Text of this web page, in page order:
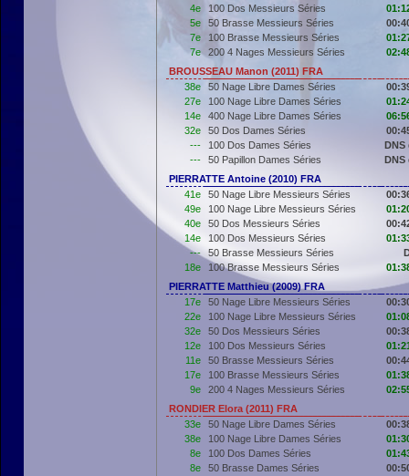
4e
100 Dos Messieurs Séries
5e
50 Brasse Messieurs Séries
7e
100 Brasse Messieurs Séries
7e
200 4 Nages Messieurs Séries
BROUSSEAU Manon (2011) FRA
38e
50 Nage Libre Dames Séries
27e
100 Nage Libre Dames Séries
14e
400 Nage Libre Dames Séries
32e
50 Dos Dames Séries
---
100 Dos Dames Séries
DNS
---
50 Papillon Dames Séries
DNS
PIERRATTE Antoine (2010) FRA
41e
50 Nage Libre Messieurs Séries
49e
100 Nage Libre Messieurs Séries
40e
50 Dos Messieurs Séries
14e
100 Dos Messieurs Séries
---
50 Brasse Messieurs Séries
18e
100 Brasse Messieurs Séries
PIERRATTE Matthieu (2009) FRA
17e
50 Nage Libre Messieurs Séries
22e
100 Nage Libre Messieurs Séries
32e
50 Dos Messieurs Séries
12e
100 Dos Messieurs Séries
11e
50 Brasse Messieurs Séries
17e
100 Brasse Messieurs Séries
9e
200 4 Nages Messieurs Séries
RONDIER Elora (2011) FRA
33e
50 Nage Libre Dames Séries
38e
100 Nage Libre Dames Séries
8e
100 Dos Dames Séries
8e
50 Brasse Dames Séries